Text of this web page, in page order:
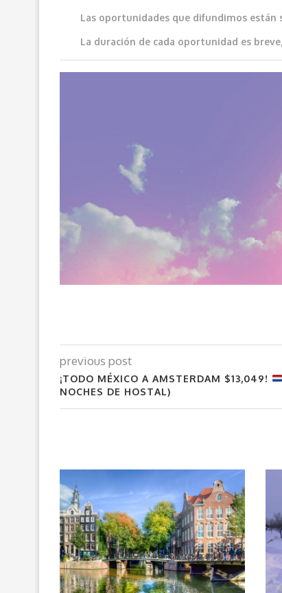
Las oportunidades que difundimos están
La duración de cada oportunidad es
previous post
¡TODO MÉXICO A AMSTERDAM $13,049!
NOCHES DE HOSTAL)